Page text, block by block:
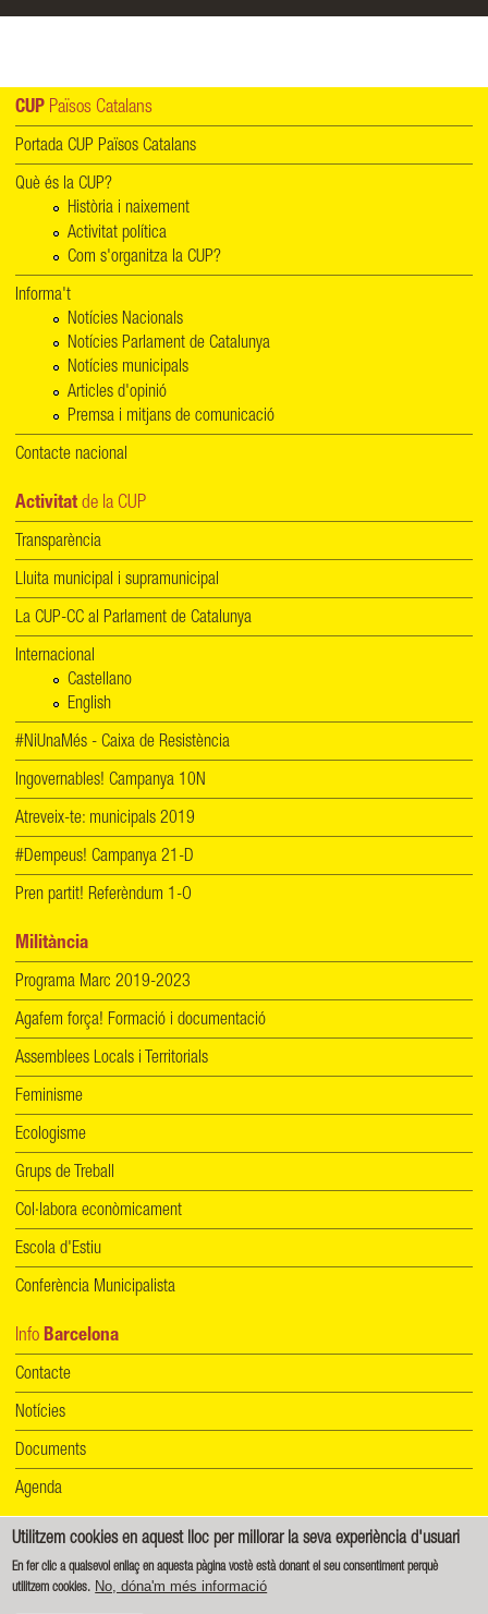
CUP Països Catalans
Portada CUP Països Catalans
Què és la CUP?
Història i naixement
Activitat política
Com s'organitza la CUP?
Informa't
Notícies Nacionals
Notícies Parlament de Catalunya
Notícies municipals
Articles d'opinió
Premsa i mitjans de comunicació
Contacte nacional
Activitat de la CUP
Transparència
Lluita municipal i supramunicipal
La CUP-CC al Parlament de Catalunya
Internacional
Castellano
English
#NiUnaMés - Caixa de Resistència
Ingovernables! Campanya 10N
Atreveix-te: municipals 2019
#Dempeus! Campanya 21-D
Pren partit! Referèndum 1-O
Militància
Programa Marc 2019-2023
Agafem força! Formació i documentació
Assemblees Locals i Territorials
Feminisme
Ecologisme
Grups de Treball
Col·labora econòmicament
Escola d'Estiu
Conferència Municipalista
Info Barcelona
Contacte
Notícies
Documents
Agenda
Informació de protecció de dades Política de cookies
Utilitzem cookies en aquest lloc per millorar la seva experiència d'usuari
En fer clic a qualsevol enllaç en aquesta pàgina vostè està donant el seu consentiment perquè
utilitzem cookies. No, dóna'm més informació